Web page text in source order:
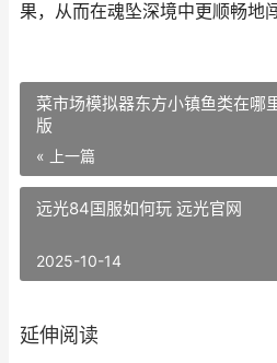
果，从而在魂坠深境中更顺畅地
菜市场模拟器东方小镇鱼类在哪
版
« 上一篇
远光84国服如何玩 远光官网
2025-10-14
延伸阅读